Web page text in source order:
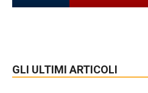
GLI ULTIMI ARTICOLI